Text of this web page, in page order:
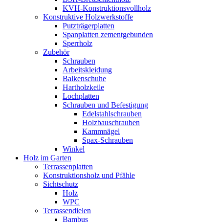
KVH-Konstruktionsvollholz
Konstruktive Holzwerkstoffe
Putzträgerplatten
Spanplatten zementgebunden
Sperrholz
Zubehör
Schrauben
Arbeitskleidung
Balkenschuhe
Hartholzkeile
Lochplatten
Schrauben und Befestigung
Edelstahlschrauben
Holzbauschrauben
Kammnägel
Spax-Schrauben
Winkel
Holz im Garten
Terrassenplatten
Konstruktionsholz und Pfähle
Sichtschutz
Holz
WPC
Terrassendielen
Bambus